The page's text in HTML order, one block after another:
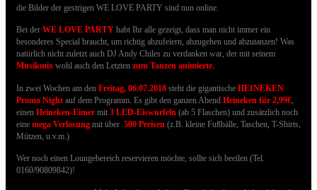
die Bilder der gestrigen WE LOVE PARTY sind nun online.
Bei der WE LOVE PARTY habt Ihr alle gezeigt, dass man nicht immer ein
besonderes Special braucht, um richtig abzufeiern, abzugehen und abzutanzen! Was
natürlich nicht zuletzt auch DJ Andy Chiles zu verdanken war, der mit seinem
Musikmix wohl auch den Letzten zum Tanzen animierte.
In zwei Wochen am den Freitag, 06.07.2018 steht die gigantische HEINEKEN
Promo Night auf dem Programm. Es gibt den ganzen Abend Heineken für 2,99€
einen Heineken-Eimer mit 3 LED-Eiswürfeln (ab 5 Flaschen) und zusätzlich noch
eine mega Verlosung mit über 500 Preisen (z.B. kleine Fußbälle, Taschen, T-Shirts,
Mützen, u.v.m.)
Wer noch einen Loungebereich reservieren möchte, sollte sich beeilen (Tel.
0160/90809842)!